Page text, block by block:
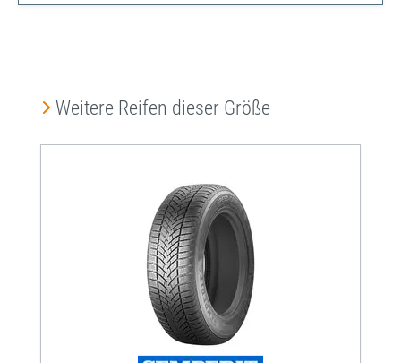
Produktgalerie überspringen
Weitere Reifen dieser Größe